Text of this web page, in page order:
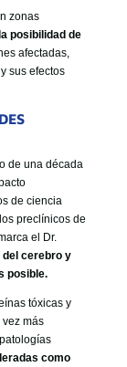
zonas
posibilidad de
afectadas,
sus efectos
de una década
de ciencia
preclínicos de
el Dr.
cerebro y
posible.
tóxicas y
más
como